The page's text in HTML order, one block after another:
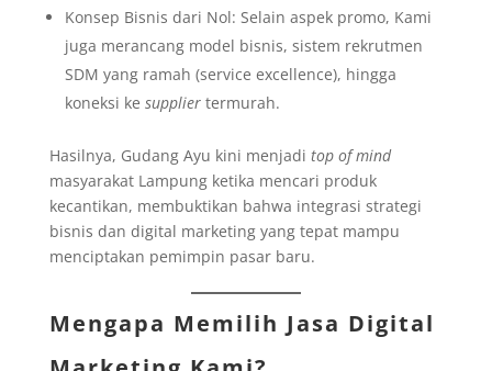
Konsep Bisnis dari Nol: Selain aspek promo, Kami
juga merancang model bisnis, sistem rekrutmen
SDM yang ramah (service excellence), hingga
koneksi ke suppliertermurah.
Hasilnya, Gudang Ayu kini menjadi top of mind
masyarakat Lampung ketika mencari produk
kecantikan, membuktikan bahwa integrasi strategi
bisnis dan digital marketing yang tepat mampu
menciptakan pemimpin pasar baru.
Mengapa Memilih Jasa Digital